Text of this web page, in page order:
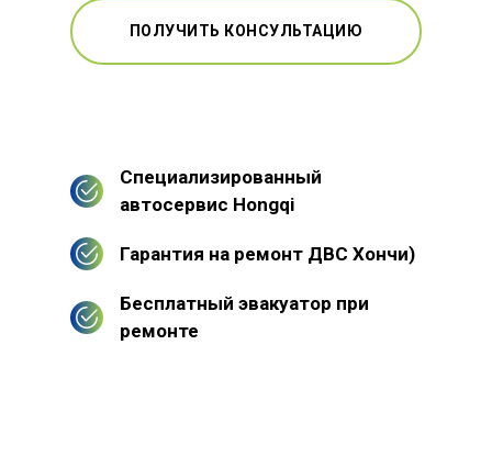
ПОЛУЧИТЬ КОНСУЛЬТАЦИЮ
Специализированный
автосервис Hongqi
Гарантия на ремонт ДВС Хончи)
Бесплатный эвакуатор при
ремонте